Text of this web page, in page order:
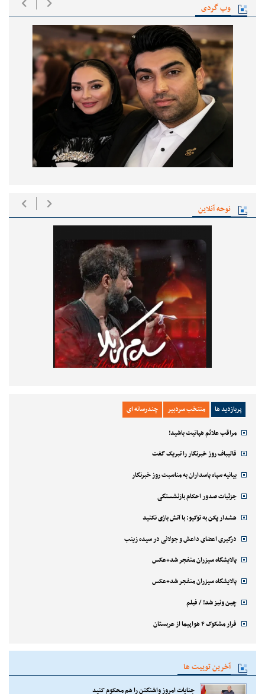
وب گردی
نوحه آنلاین
پربازدید ها منتخب سردبیر چندرسانه ای
مراقب علائم هپاتیت باشید!
قالیباف روز خبرنگار را تبریک گفت
بیانیه سپاه پاسداران به مناسبت روز خبرنگار
جزئیات صدور احکام بازنشستگی
هشدار پکن به توکیو: با آتش بازی نکنید
درگیری اعضای داعش و جولانی در سیده زینب
پالایشگاه سیزران منفجر شد+عکس
پالایشگاه سیزران منفجر شد+عکس
چین ونیز شد! / فیلم
فرار مشکوک ۴ هواپیما از عربستان
آخرین توییت ها
جنایات امروز واشنگتن را هم محکوم کنید